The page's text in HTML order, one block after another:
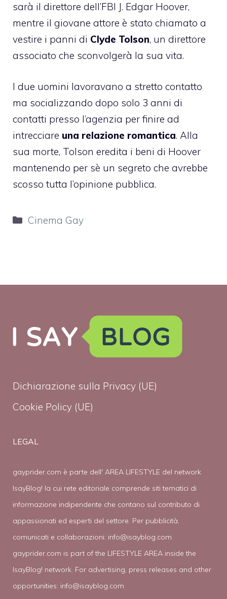
sarà il direttore dell’FBI J. Edgar Hoover,
mentre il giovane attore è stato chiamato a
vestire i panni di Clyde Tolson, un direttore
associato che sconvolgerà la sua vita.
I due uomini lavoravano a stretto contatto
ma socializzando dopo solo 3 anni di
contatti presso l’agenzia per finire ad
intrecciare una relazione romantica. Alla
sua morte, Tolson eredita i beni di Hoover
mantenendo per sè un segreto che avrebbe
scosso tutta l’opinione pubblica.
Categorie
Cinema Gay
Dichiarazione sulla Privacy (UE)
Cookie Policy (UE)
LEGAL
gayprider.com è parte dell' AREA LIFESTYLE del network
IsayBlog! la cui rete editoriale comprende siti tematici di
informazione indipendente che contano sul contributo di
appassionati ed esperti del settore. Per pubblicità,
comunicati e collaborazioni: info@isayblog.com
gayprider.com is part of the LIFESTYLE AREA inside the
IsayBlog! network. For advertising, press releases and other
opportunities: info@isayblog.com